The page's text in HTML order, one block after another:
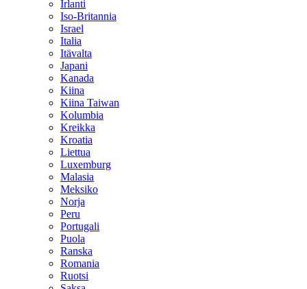
Irlanti
Iso-Britannia
Israel
Italia
Itävalta
Japani
Kanada
Kiina
Kiina Taiwan
Kolumbia
Kreikka
Kroatia
Liettua
Luxemburg
Malasia
Meksiko
Norja
Peru
Portugali
Puola
Ranska
Romania
Ruotsi